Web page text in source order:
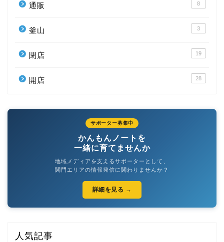
通販 8
釜山 3
閉店 19
開店 28
サポーター募集中
かんもんノートを
一緒に育てませんか
地域メディアを支えるサポーターとして、
関門エリアの情報発信に関わりませんか？
詳細を見る →
人気記事